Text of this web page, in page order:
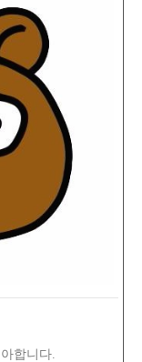
합니다.